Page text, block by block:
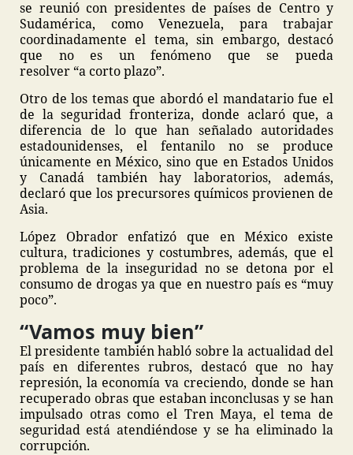
se reunió con presidentes de países de Centro y
Sudamérica, como Venezuela, para trabajar
coordinadamente el tema, sin embargo, destacó
que no es un fenómeno que se pueda
resolver “a corto plazo”.
Otro de los temas que abordó el mandatario fue el
de la seguridad fronteriza, donde aclaró que, a
diferencia de lo que han señalado autoridades
estadounidenses, el fentanilo no se produce
únicamente en México, sino que en Estados Unidos
y Canadá también hay laboratorios, además,
declaró que los precursores químicos provienen de
Asia.
López Obrador enfatizó que en México existe
cultura, tradiciones y costumbres, además, que el
problema de la inseguridad no se detona por el
consumo de drogas ya que en nuestro país es “muy
poco”.
“Vamos muy bien”
El presidente también habló sobre la actualidad del
país en diferentes rubros, destacó que no hay
represión, la economía va creciendo, donde se han
recuperado obras que estaban inconclusas y se han
impulsado otras como el Tren Maya, el tema de
seguridad está atendiéndose y se ha eliminado la
corrupción.